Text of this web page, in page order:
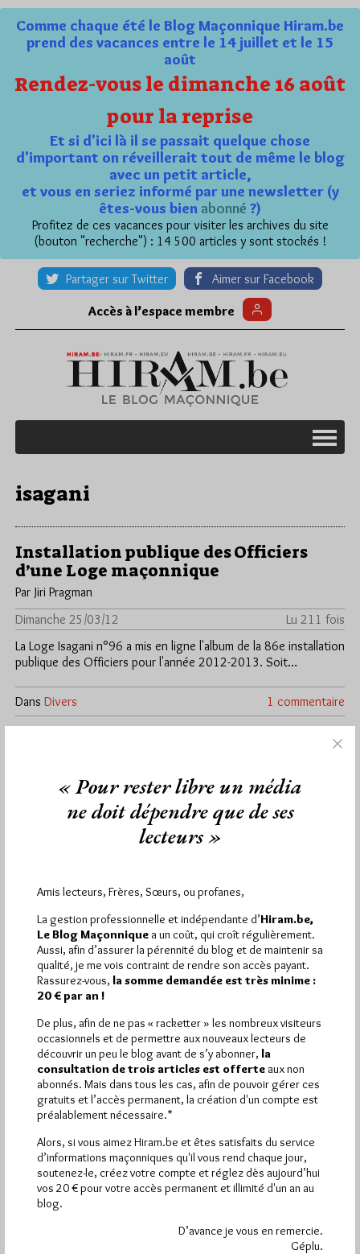
Comme chaque été le Blog Maçonnique Hiram.be
prend des vacances entre le 14 juillet et le 15
août
Rendez-vous le dimanche 16 août
pour la reprise
Et si d'ici là il se passait quelque chose
d'important on réveillerait tout de même le blog
avec un petit article,
et vous en seriez informé par une newsletter (y
êtes-vous bien abonné ?)
Profitez de ces vacances pour visiter les archives du site
(bouton "recherche") : 14 500 articles y sont stockés !
Partager sur Twitter Aimer sur Facebook
Accès à l’espace membre
isagani
Installation publique des Officiers
d’une Loge maçonnique
Par Jiri Pragman
Dimanche 25/03/12
Lu 211 fois
La Loge Isagani n°96 a mis en ligne l'album de la 86e installation
publique des Officiers pour l'année 2012-2013. Soit…
Dans Divers 1 commentaire
Hier jeudi 6 août 2026, Hiram.be a reçu1 672 visites
2 608 pages ont été lues (Source : Pirsch.io)
Abonnement aux Newsletters - RSS
« Pour rester libre un média
ne doit dépendre que de ses
lecteurs »
Amis lecteurs, Frères, Sœurs, ou profanes,
La gestion professionnelle et indépendante d’Hiram.be,
Le Blog Maçonnique a un coût, qui croît régulièrement.
Aussi, afin d’assurer la pérennité du blog et de maintenir sa
qualité, je me vois contraint de rendre son accès payant.
Rassurez-vous, la somme demandée est très minime :
20 € par an !
De plus, afin de ne pas « racketter » les nombreux visiteurs
occasionnels et de permettre aux nouveaux lecteurs de
découvrir un peu le blog avant de s’y abonner, la
consultation de trois articles est offerte aux non
abonnés. Mais dans tous les cas, afin de pouvoir gérer ces
gratuits et l’accès permanent, la création d'un compte est
préalablement nécessaire.*
Alors, si vous aimez Hiram.be et êtes satisfaits du service
d’informations maçonniques qu'il vous rend chaque jour,
soutenez-le, créez votre compte et réglez dès aujourd’hui
vos 20 € pour votre accès permanent et illimité d'un an au
blog.
D’avance je vous en remercie.
Géplu.